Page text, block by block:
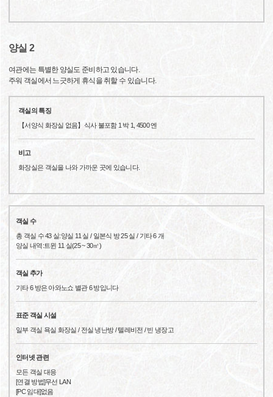
양실 2
여관에는 특별한 양실도 준비하고 있습니다.
주워 객실에서 느긋하게 휴식을 취할 수 있습니다.
객실의 특징
【서양식 화장실 없음】식사 불포함 1 박 1, 4500 엔
비고
화장실은 객실을 나와 가까운 곳에 있습니다.
객실 수
총 객실 수 43 실:양실 11 실 / 일본식 방 25 실 / 기타 6 개
양실 내역:트윈 11 실(25 ~ 30㎡)
객실 추가
기타 6 방은 아와노쇼 별관 6 방입니다
표준 객실 시설
일부 객실 욕실 화장실 / 전실 냉난방 / 텔레비전 / 빈 냉장고
인터넷 관련
모든 객실 대응
[연결 방법]무선 LAN
[PC 임대]없음